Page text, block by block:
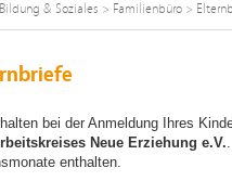
& Soziales > Familienbüro>
bei der Anmeldung Ihres
Neue Erziehung e.V.
enthalten.